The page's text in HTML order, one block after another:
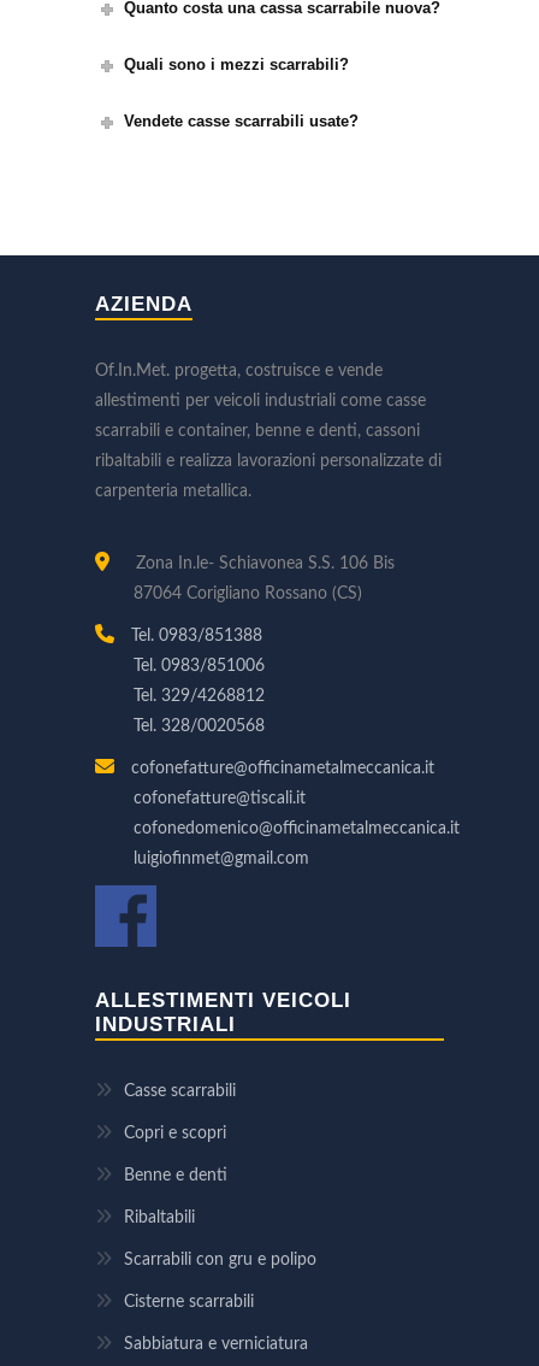
Quanto costa una cassa scarrabile nuova?
Quali sono i mezzi scarrabili?
Vendete casse scarrabili usate?
AZIENDA
Of.In.Met. progetta, costruisce e vende
allestimenti per veicoli industriali come casse
scarrabili e container, benne e denti, cassoni
ribaltabili e realizza lavorazioni personalizzate di
carpenteria metallica.
Zona In.le- Schiavonea S.S. 106 Bis
87064 Corigliano Rossano (CS)
Tel. 0983/851388
Tel. 0983/851006
Tel. 329/4268812
Tel. 328/0020568
cofonefatture@officinametalmeccanica.it
cofonefatture@tiscali.it
cofonedomenico@officinametalmeccanica.it
luigiofinmet@gmail.com
ALLESTIMENTI VEICOLI
INDUSTRIALI
Casse scarrabili
Copri e scopri
Benne e denti
Ribaltabili
Scarrabili con gru e polipo
Cisterne scarrabili
Sabbiatura e verniciatura